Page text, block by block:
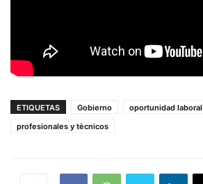
ETIQUETAS Gobierno
oportunidad laboral
profesionales y tècnicos